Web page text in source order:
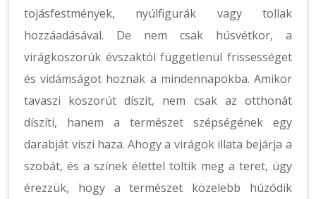
tojásfestmények, nyúlfigurák vagy tollak
hozzáadásával. De nem csak húsvétkor, a
virágkoszorúk évszaktól függetlenül frissességet
és vidámságot hoznak a mindennapokba. Amikor
tavaszi koszorút díszít, nem csak az otthonát
díszíti, hanem a természet szépségének egy
darabját viszi haza. Ahogy a virágok illata bejárja a
szobát, és a színek élettel töltik meg a teret, úgy
érezzük, hogy a természet közelebb húzódik